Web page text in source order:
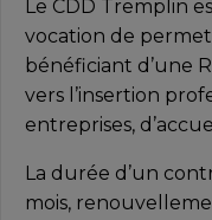
Le CDD Tremplin
vocation de
bénéficiant d’une
vers l’insertion
entreprises,
La durée d’un
mois,